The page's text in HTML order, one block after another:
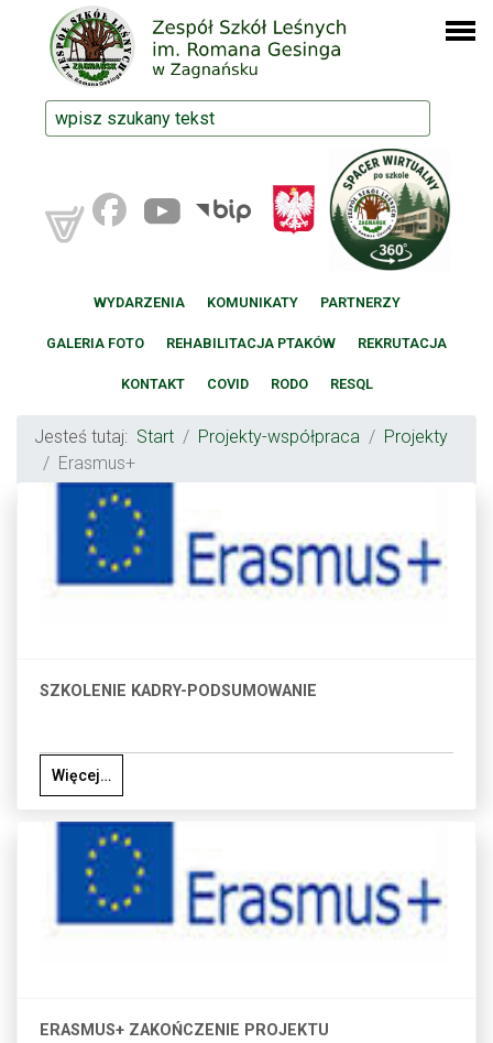
WYDARZENIA KOMUNIKATY PARTNERZY
GALERIA FOTO REHABILITACJA PTAKÓW REKRUTACJA
KONTAKT COVID RODO RESQL
Jesteś tutaj: Start Projekty-współpraca
Projekty
Erasmus+
SZKOLENIE KADRY-PODSUMOWANIE
Więcej…
ERASMUS+ ZAKOŃCZENIE PROJEKTU